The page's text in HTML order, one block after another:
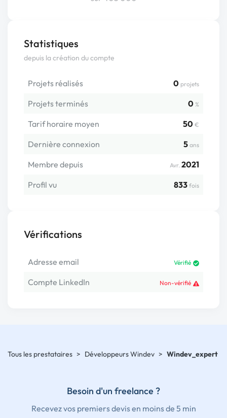
Statistiques
depuis la création du compte
Projets réalisés 0 projets
Projets terminés 0 %
Tarif horaire moyen 50 €
Dernière connexion 5 ans
Membre depuis Avr. 2021
Profil vu
833 fois
Vérifications
Adresse email Vérifié
Compte LinkedIn Non-vérifié
Tous les prestataires > Développeurs Windev > Windev_expert
Besoin d'un freelance ?
Recevez vos premiers devis en moins de 5 min